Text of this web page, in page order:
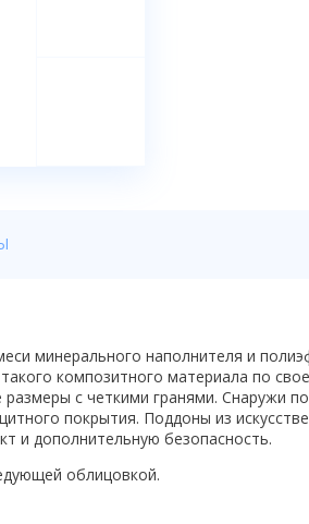
минерального наполнителя и
композитного материала по
с четкими гранями. Снаружи
покрытия. Поддоны из
и дополнительную безопасность.
облицовкой.